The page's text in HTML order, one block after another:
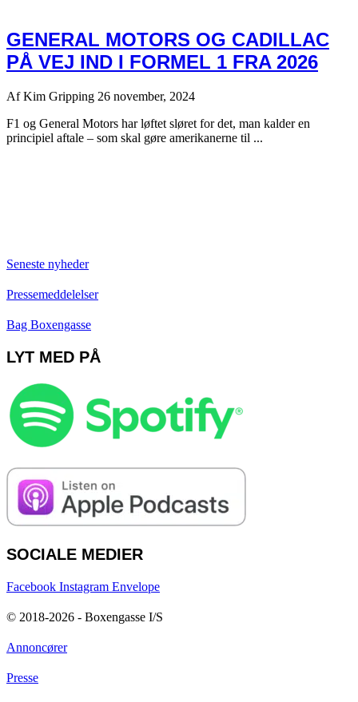
GENERAL MOTORS OG CADILLAC
PÅ VEJ IND I FORMEL 1 FRA 2026
AfKim Gripping 26 november, 2024
F1 og General Motors har løftet sløret for det, man kalder en
principiel aftale – som skal gøre amerikanerne til ...
Seneste nyheder
Pressemeddelelser
Bag Boxengasse
LYT MED PÅ
SOCIALE MEDIER
Facebook Instagram Envelope
© 2018-2026 - Boxengasse I/S
Annoncører
Presse